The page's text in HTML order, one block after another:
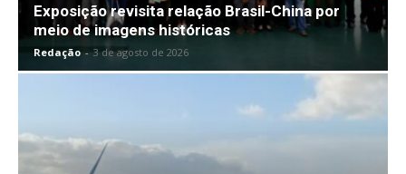
Exposição revisita relação Brasil-China por
meio de imagens históricas
Redação - 3 de agosto de 2026